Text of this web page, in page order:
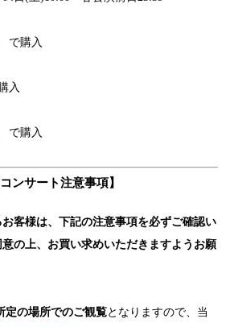
で購入
入
で購入
コンサート注意事項】
客様は、下記の注意事項を必ずご確認い
の上、お買い求めいただきますようお願
定の場所でのご観覧となりますので、当